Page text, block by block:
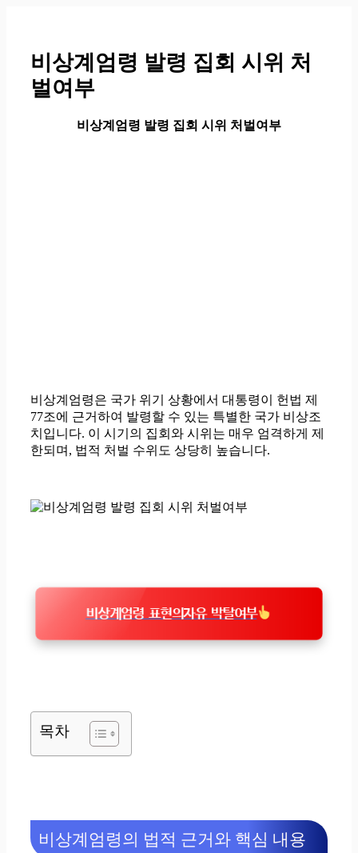
비상계엄령 발령 집회 시위 처
벌여부
비상계엄령 발령 집회 시위 처벌여부
비상계엄령은 국가 위기 상황에서 대통령이 헌법 제
77조에 근거하여 발령할 수 있는 특별한 국가 비상조
치입니다. 이 시기의 집회와 시위는 매우 엄격하게 제
한되며, 법적 처벌 수위도 상당히 높습니다.
비상계엄령 표현의자유 박탈여부
목차
비상계엄령의 법적 근거와 핵심 내용